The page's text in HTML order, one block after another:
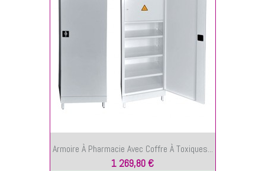
Armoire À Pharmacie Avec Coffre À Toxiques...
1 269,80 €